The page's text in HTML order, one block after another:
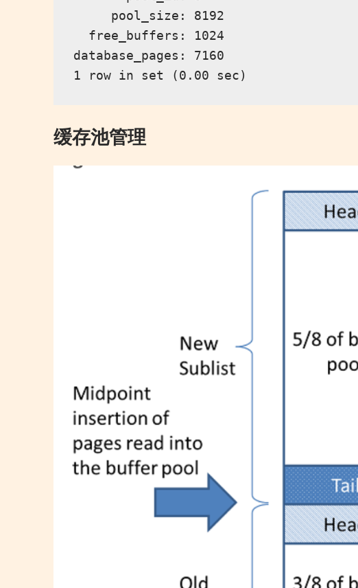
     pool_size: 8192
  free_buffers: 1024
database_pages: 7160
缓存池管理